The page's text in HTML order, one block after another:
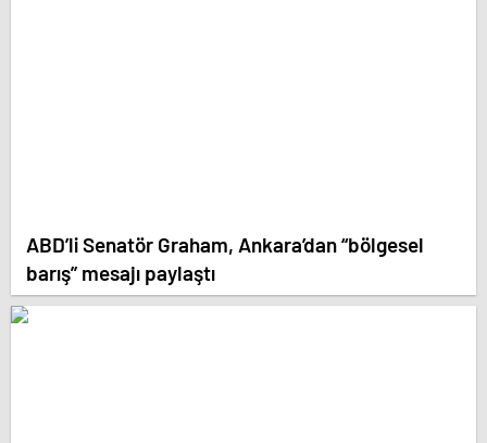
ABD’li Senatör Graham, Ankara’dan “bölgesel
barış” mesajı paylaştı